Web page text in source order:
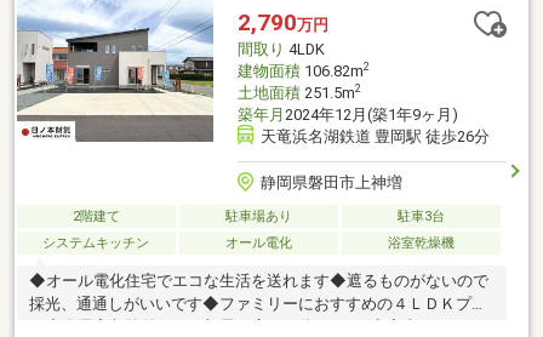
ローンのご不安な方もお気軽にご相談ください♪未公開物件情報も
多数ご用意しております♪■□■□■□■□■□■□■□■□■□■□■□■
2,790万円
間取り 4LDK
建物面積106.82m2
土地面積251.5m2
築年月 2024年12月(築1年9ヶ月)
天竜浜名湖鉄道 豊岡駅 徒歩26分
静岡県磐田市上神増
2階建て 駐車場あり
駐車3台
システムキッチン
オール電化 浴室乾燥機
◆オール電化住宅でエコな生活を送れます◆遮るものがないので
採光、通通しがいいです◆ファミリーにおすすめの４ＬＤＫプラ
ン◆全居室収納付きでお部屋を広々と使えます♪◆家事をしなが